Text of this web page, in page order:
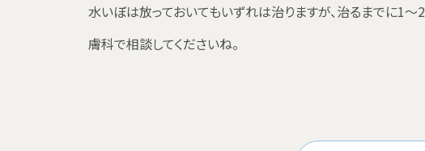
水いぼは放っておいてもいずれは治りますが、治るまでに1
膚科で相談してくださいね。